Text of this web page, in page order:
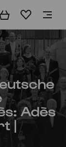
Wishlist
Adès
|